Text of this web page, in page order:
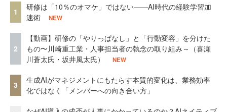
1
研修は「10％のオマケ」ではない——AI時代の経験学習加
速術
NEW
2
【動画】研修の「やりっぱなし」と「行動変容」を分けた
もの〜川崎重工業・人事担当者の執念の取り組み～（喜瀬
川蒼太氏・坂井風太氏）
NEW
3
生成AIがマネジメントにもたらす本質的変化は、業務効率
化ではなく「メンバーへの向き合い方」